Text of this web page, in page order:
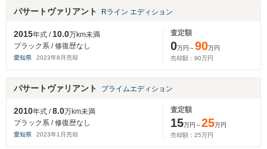
パサートヴァリアント Rライン エディション
2015年式 /10.0万km未満
ブラック系 / 修復歴なし
愛知県 2023年8 月売却
査定額
0万円～90万円
売却額： 90万円
パサートヴァリアント プライムエディション
2010年式 /8.0万km未満
ブラック系 / 修復歴なし
愛知県 2023年1 月売却
査定額
15万円～25万円
売却額： 25万円